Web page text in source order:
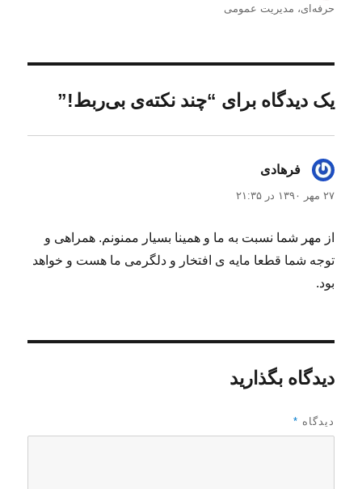
و
د
حرفه‌ای، مدیریت عمومی
یک دیدگاه برای “چند نکته‌ی بی‌ربط!”
فرهادی
۲۷ مهر ۱۳۹۰ در ۲۱:۳۵
از مهر شما نسبت به ما و همینا بسیار ممنونم. همراهی و
توجه شما قطعا مایه ی افتخار و دلگرمی ما هست و خواهد
بود.
دیدگاه بگذارید
دیدگاه *